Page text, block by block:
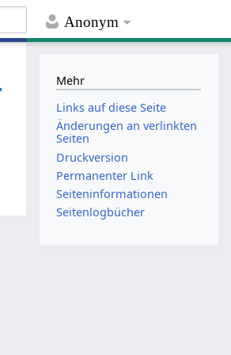
Anonym
Mehr
Links auf diese Seite
Änderungen an verlinkten
Seiten
Druckversion
Permanenter Link
Seiten­­informationen
Seitenlogbücher